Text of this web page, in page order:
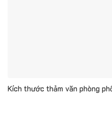
Kích thước thảm văn phòng